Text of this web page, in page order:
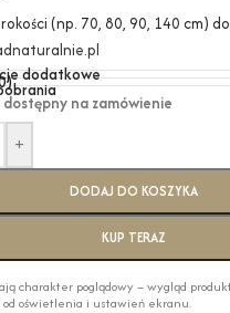
(np. 70, 80, 90, 140 cm)
dodatkowe
na zamówienie
+
DODAJ DO KOSZYKA
KUP TERAZ
charakter poglądowy – wygląd
od oświetlenia i ustawień ekranu.